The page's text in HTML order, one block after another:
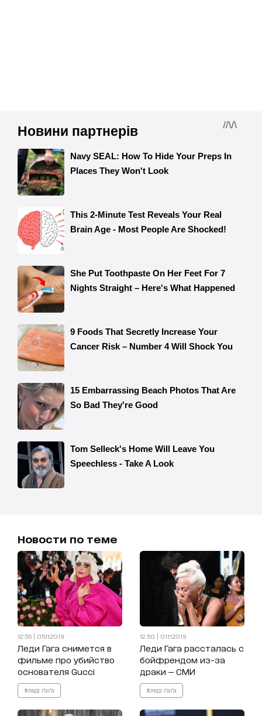
Новости по теме
12:55 | 05.11.2019
Леди Гага снимется в
фильме про убийство
основателя Gucci
#леді ґаґа
12:50 | 01.11.2019
Леди Гага рассталась с
бойфрендом из-за
драки — СМИ
#леді ґаґа